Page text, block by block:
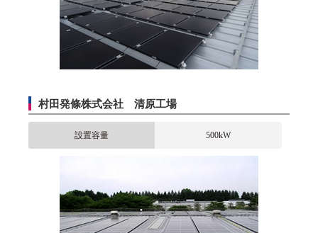
村田発條株式会社 清原工場
設置容量 500kW